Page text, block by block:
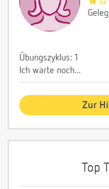
Übungszyklus: 1
Ich warte noch...
Zur
Top